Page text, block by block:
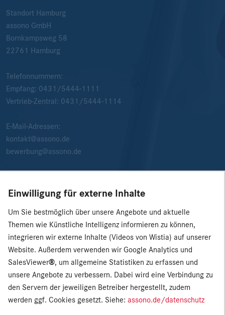
Standort Hamburg
assono GmbH
Bornkampsweg 58
22761
Hamburg
Telefonnummern:
Empfang: 0431/5444-1111
Vertrieb-Zentral: 0431/5444-1114
E-Mail-Adressen:
kontakt@assono.de
bewerbung@assono.de
Einwilligung für externe Inhalte
Um Sie bestmöglich über unsere Angebote und aktuelle
Themen wie Künstliche Intelligenz informieren zu können,
integrieren wir externe Inhalte (Videos von Wistia) auf unserer
Website. Außerdem verwenden wir Google Analytics und
SalesViewer®, um allgemeine Statistiken zu erfassen und
unsere Angebote zu verbessern. Dabei wird eine Verbindung zu
den Servern der jeweiligen Betreiber hergestellt, zudem
werden ggf. Cookies gesetzt. Siehe: assono.de/datenschutz